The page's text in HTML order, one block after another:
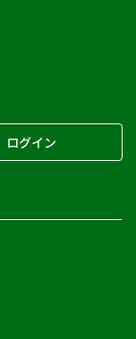
ログイン